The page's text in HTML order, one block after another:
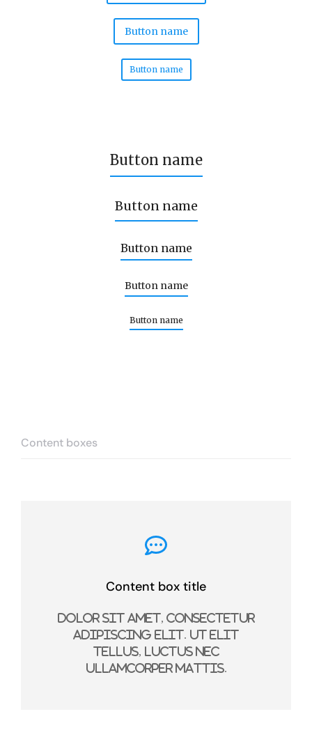
Button name
Button name
Button name
Button name
Button name
Button name
Button name
Content boxes
Content box title
Dolor sit amet, consectetur
adipiscing elit. Ut elit
tellus, luctus nec
ullamcorper mattis.